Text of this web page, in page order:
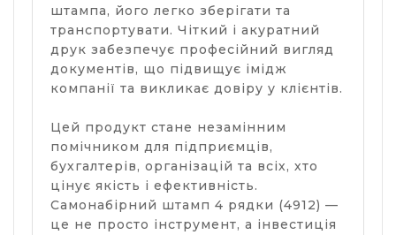
штампа, його легко зберігати та
транспортувати. Чіткий і акуратний
друк забезпечує професійний вигляд
документів, що підвищує імідж
компанії та викликає довіру у клієнтів.
Цей продукт стане незамінним
помічником для підприємців,
бухгалтерів, організацій та всіх, хто
цінує якість і ефективність.
Самонабірний штамп 4 рядки (4912) —
це не просто інструмент, а інвестиція